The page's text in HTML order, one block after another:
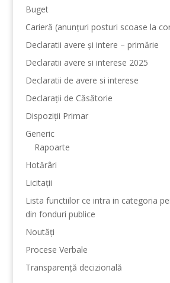
Buget
Carieră (anunțuri posturi scoase la
Declaratii avere și intere – primărie
Declaratii avere si interese 2025
Declaratii de avere si interese
Declarații de Căsătorie
Dispoziții Primar
Generic
Rapoarte
Hotărâri
Licitații
Lista functiilor ce intra in categoria
din fonduri publice
Noutăți
Procese Verbale
Transparență decizională